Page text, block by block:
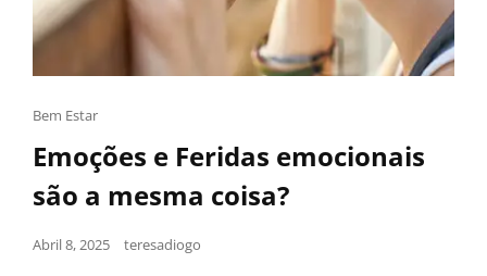
Bem Estar
Emoções e Feridas emocionais
são a mesma coisa?
Abril 8, 2025 teresadiogo